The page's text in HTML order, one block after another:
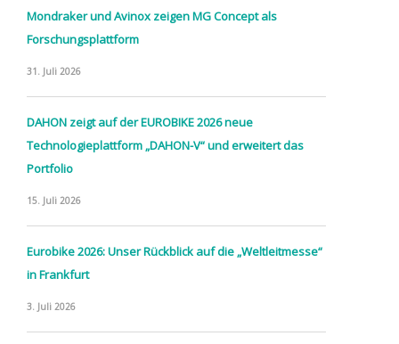
Mondraker und Avinox zeigen MG Concept als
Forschungsplattform
31. Juli 2026
DAHON zeigt auf der EUROBIKE 2026 neue
Technologieplattform „DAHON-V“ und erweitert das
Portfolio
15. Juli 2026
Eurobike 2026: Unser Rückblick auf die „Weltleitmesse“
in Frankfurt
3. Juli 2026